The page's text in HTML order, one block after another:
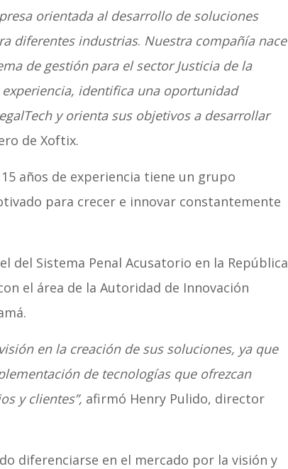
orientada al desarrollo de soluciones
diferentes industrias. Nuestra compañía nace
de gestión para el sector Justicia de la
experiencia, identifica una oportunidad
y orienta sus objetivos a desarrollar
de Xoftix.
años de experiencia tiene un grupo
para crecer e innovar constantemente
del Sistema Penal Acusatorio en la República
el área de la Autoridad de Innovación
en la creación de sus soluciones, ya que
de tecnologías que ofrezcan
y clientes”, afirmó Henry Pulido, director
diferenciarse en el mercado por la visión y